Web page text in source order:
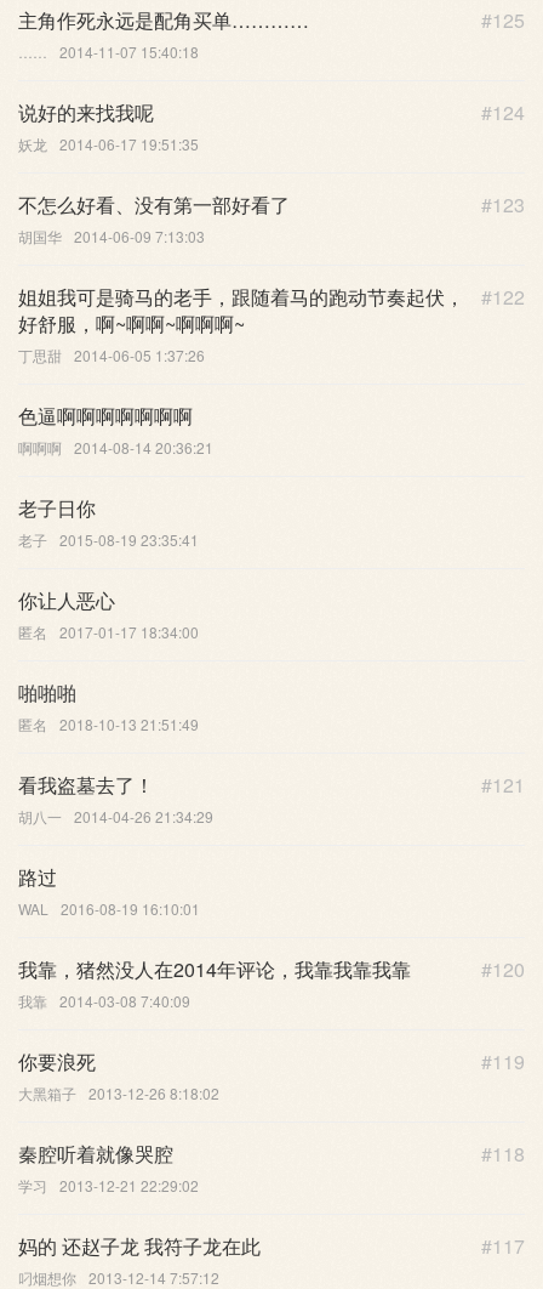
#125
主角作死永远是配角买单…………
2014-11-07 15:40:18
#124
说好的来找我呢
妖龙 2014-06-17 19:51:35
#123
不怎么好看、没有第一部好看了
胡国华 2014-06-09 7:13:03
#122
姐姐我可是骑马的老手，跟随着马的跑动节奏起伏，
好舒服，啊~啊啊~啊啊啊~
丁思甜 2014-06-05 1:37:26
色逼啊啊啊啊啊啊啊
啊啊啊 2014-08-14 20:36:21
老子日你
老子 2015-08-19 23:35:41
你让人恶心
匿名 2017-01-17 18:34:00
啪啪啪
匿名 2018-10-13 21:51:49
#121
看我盗墓去了！
胡八一 2014-04-26 21:34:29
路过
WAL 2016-08-19 16:10:01
#120
我靠，猪然没人在2014年评论，我靠我靠我靠
我靠 2014-03-08 7:40:09
#119
你要浪死
大黑箱子 2013-12-26 8:18:02
#118
秦腔听着就像哭腔
学习 2013-12-21 22:29:02
#117
妈的 还赵子龙 我符子龙在此
叼烟想你 2013-12-14 7:57:12